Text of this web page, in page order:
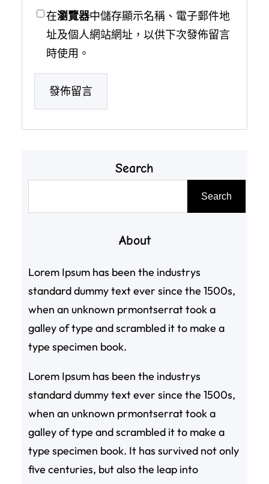
在瀏覽器中儲存顯示名稱、電子郵件地
址及個人網站網址，以供下次發佈留言
時使用。
Search
Search
About
Lorem Ipsum has been the industrys
standard dummy text ever since the 1500s,
when an unknown prmontserrat took a
galley of type and scrambled it to make a
type specimen book.
Lorem Ipsum has been the industrys
standard dummy text ever since the 1500s,
when an unknown prmontserrat took a
galley of type and scrambled it to make a
type specimen book. It has survived not only
five centuries, but also the leap into